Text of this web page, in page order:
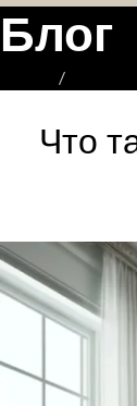
Блог
Что